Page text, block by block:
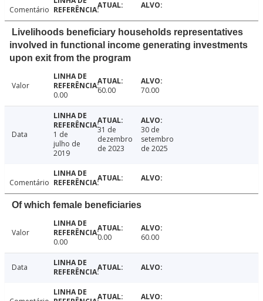
Comentário
Livelihoods beneficiary households representatives
involved in functional income generating investments
upon exit from the program
Valor
0.00
60.00 70.00
Data
1 de
julho de
2019
31 de
dezembro
de 2023
30 de
setembro
de 2025
Comentário
Of which female beneficiaries
Valor
0.00
0.00 60.00
Data